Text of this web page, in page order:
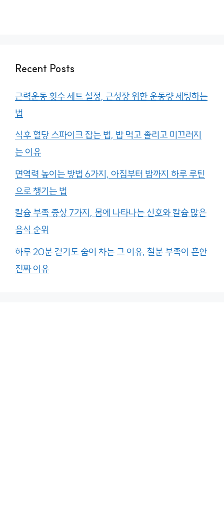
Recent Posts
근력운동 횟수 세트 설정, 근성장 위한 운동량 세팅하는
법
식후 혈당 스파이크 잡는 법, 밥 먹고 졸리고 미끄러지
는 이유
면역력 높이는 방법 6가지, 아침부터 밤까지 하루 루틴
으로 챙기는 법
칼슘 부족 증상 7가지, 몸에 나타나는 신호와 칼슘 많은
음식 순위
하루 20분 걷기도 숨이 차는 그 이유, 철분 부족이 흔한
진짜 이유